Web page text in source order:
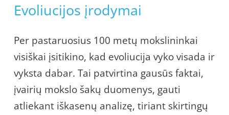
Evoliucijos įrodymai
Per pastaruosius 100 metų mokslininkai
visiškai įsitikino, kad evoliucija vyko visada ir
vyksta dabar. Tai patvirtina gausūs faktai,
įvairių mokslo šakų duomenys, gauti
atliekant iškasenų analizę, tiriant skirtingų